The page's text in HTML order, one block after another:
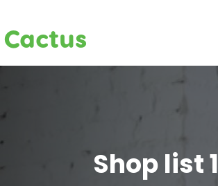
Cactus
Shop list 1